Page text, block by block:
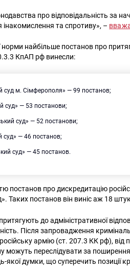
про відповідальність за
та спротиву», –
найбільше постанов про
КпАП рф винесли:
суд м. Сімферополя» — 99 постанов;
суд» — 53 постанови;
суд» — 52 постанови;
суд» — 46 постанов;
суд» — 45 постанов.
постанов про дискредитацію
Таких постанов він виніс аж 18
до адміністративної
Після запровадження
армію (ст. 207.3 КК рф), від
переслідувати за поширення
якої думки, що суперечить позиції